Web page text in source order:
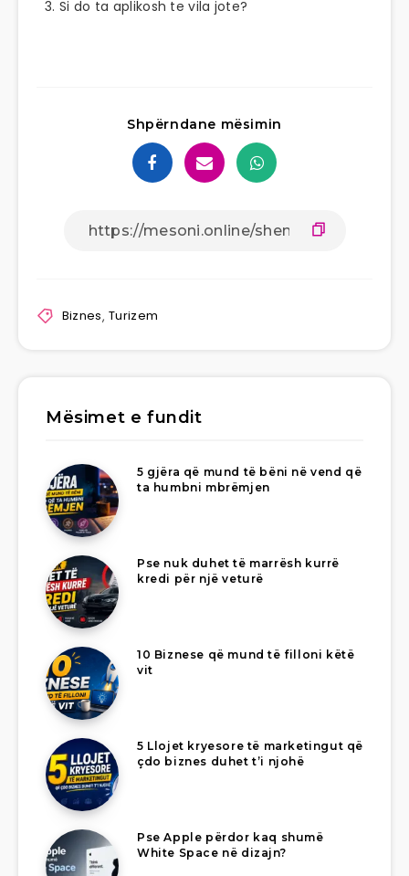
Si do ta aplikosh te vila jote?
Shpërndane mësimin
Biznes,Turizem
Mësimet e fundit
5 gjëra që mund të bëni në vend që
ta humbni mbrëmjen
Pse nuk duhet të marrësh kurrë
kredi për një veturë
10 Biznese që mund të filloni këtë
vit
5 Llojet kryesore të marketingut që
çdo biznes duhet t’i njohë
Pse Apple përdor kaq shumë
White Space në dizajn?